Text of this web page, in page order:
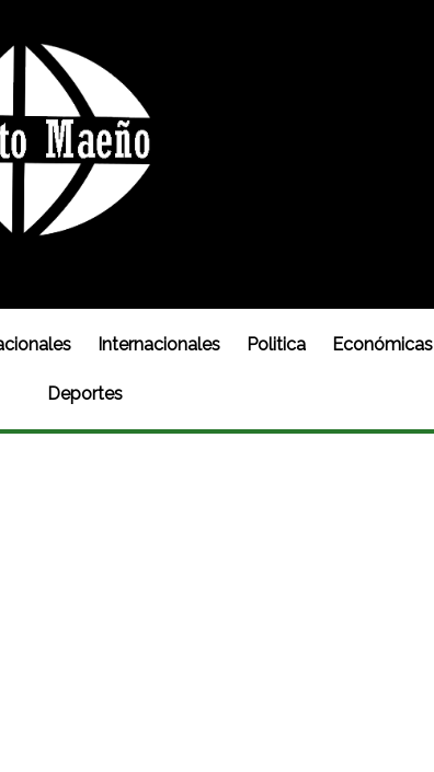
Internacionales Politica Económicas
Deportes